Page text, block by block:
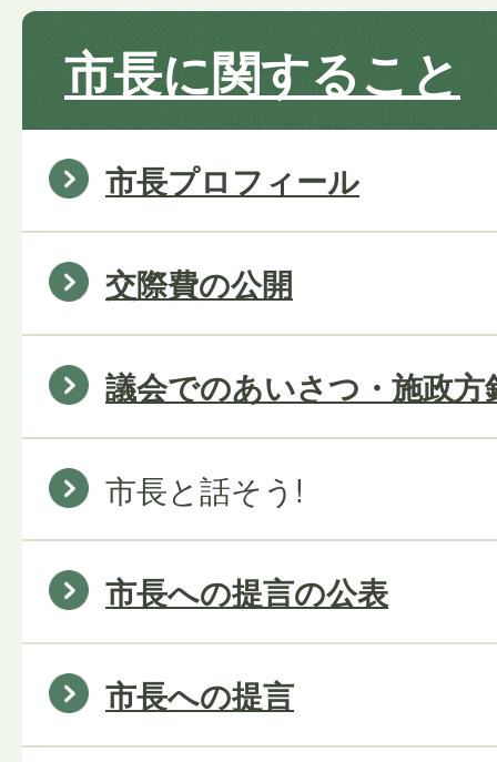
市長に関すること
市長プロフィール
交際費の公開
議会でのあいさつ・施政方
市長と話そう!
市長への提言の公表
市長への提言